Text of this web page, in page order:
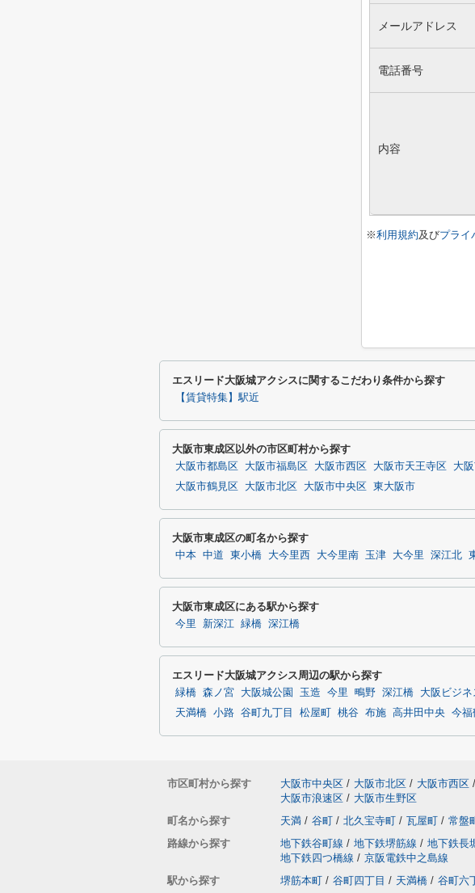
メールアドレス
電話番号
内容
※利用規約及びプライ
エスリード大阪城アクシスに関するこだわり条件から探す
【賃貸特集】駅近
大阪市東成区以外の市区町村から探す
大阪市都島区 大阪市福島区 大阪市西区 大阪市天王寺区 大
大阪市鶴見区
大阪市北区 大阪市中央区 東大阪市
大阪市東成区の町名から探す
中本 中道 東小橋 大今里西 大今里南 玉津 大今里 深江北
大阪市東成区にある駅から探す
今里 新深江 緑橋 深江橋
エスリード大阪城アクシス周辺の駅から探す
緑橋 森ノ宮 大阪城公園 玉造 今里 鴫野 深江橋 大阪ビジネ
天満橋 小路 谷町九丁目 松屋町 桃谷 布施 高井田中央 今福
市区町村から探す 大阪市中央区 / 大阪市北区 / 大阪市西区 /
大阪市浪速区 / 大阪市生野区
町名から探す
天満 / 谷町 / 北久宝寺町 / 瓦屋町 / 常盤
路線から探す
地下鉄谷町線 / 地下鉄堺筋線 / 地下鉄長
地下鉄四つ橋線 / 京阪電鉄中之島線
駅から探す
堺筋本町 / 谷町四丁目 / 天満橋 / 谷町六